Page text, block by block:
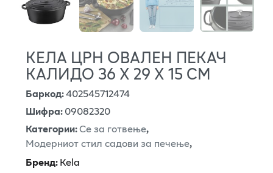
КЕЛА ЦРН ОВАЛЕН ПЕКАЧ
КАЛИДО 36 Х 29 Х 15 СМ
Баркод:402545712474
Шифра:09082320
Категории:Се за готвење,
Модерниот стил садови за печење,
Бренд:Kela